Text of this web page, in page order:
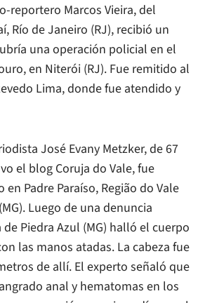
reportero Marcos Vieira, del
Río de Janeiro (RJ), recibió un
una operación policial en el
en Niterói (RJ). Fue remitido al
Lima, donde fue atendido y
José Evany Metzker, de 67
el blog Coruja do Vale, fue
Padre Paraíso, Região do Vale
Luego de una denuncia
Piedra Azul (MG) halló el cuerpo
las manos atadas. La cabeza fue
de allí. El experto señaló que
anal y hematomas en los